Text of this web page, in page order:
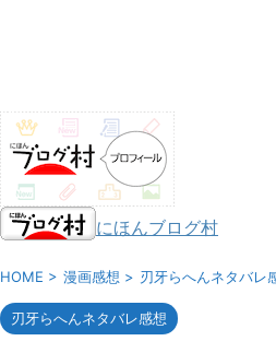
にほんブログ村
HOME > 漫画感想 > 刃牙らへんネタバレ
刃牙らへんネタバレ感想